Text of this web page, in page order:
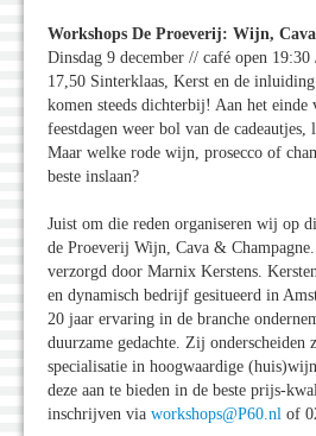
Workshops De Proeverij: Wijn,
Dinsdag 9 december // café open
17,50 Sinterklaas, Kerst en de
komen steeds dichterbij! Aan het einde
feestdagen weer bol van de
Maar welke rode wijn, prosecco of
beste inslaan?
Juist om die reden organiseren wij op
de Proeverij Wijn, Cava &
verzorgd door Marnix Kerstens.
en dynamisch bedrijf gesitueerd in
20 jaar ervaring in de branche
duurzame gedachte. Zij onderscheiden
specialisatie in hoogwaardige
deze aan te bieden in de beste prijs-
inschrijven via workshops@P60.nl of